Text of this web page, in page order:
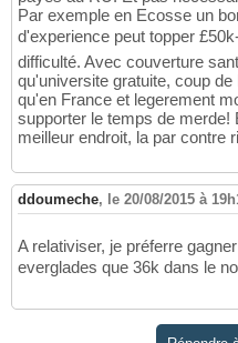
Par exemple en Ecosse un
d'experience peut topper
difficulté. Avec couverture
qu'universite gratuite, coup
qu'en France et legerement
supporter le temps de merde!
meilleur endroit, la par contre
ddoumeche, le 20/08/2015 à
A relativiser, je préferre
everglades que 36k dans le